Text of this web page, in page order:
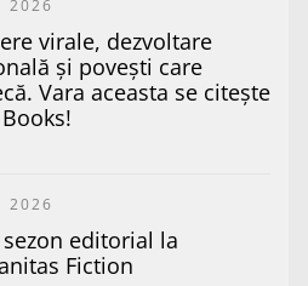
2026
virale, dezvoltare
și povești care
Vara aceasta se citește
2026
editorial la
Fiction